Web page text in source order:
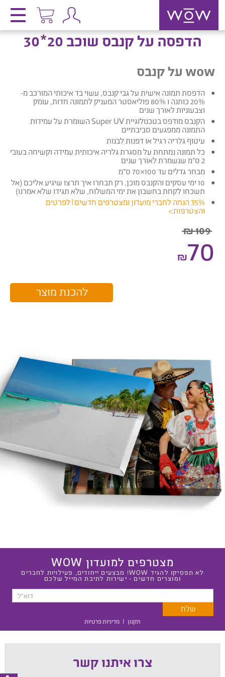
הדפסה על קנבס שוכב 20*30
wow על קנבס
הדפסת תמונה אישית על גבי קנבס, עשוי בד איכותי המורכב מ-
20% כותנה ו 80% פוליאסטר המעניק לתמונה חדות, עומק
וצבעוניות לאורך שנים
הקנבס מודפס בטכנולוגיית Super UV השומרת על עמידות
התמונה ממפגעים סביבתיים
עיטוף גלריה רגיל או דפנות לבנות
כל תמונה נמתחת על מסגרת גלריה איכותית עמידה וקשיחה בעובי
2 ס”מ שנשמרת לאורך שנים
מבחר גדלים עד 100×70 ס”מ
10 ימי עסקים והקנבס מוכן, רק תבחרו איך תרצו שיגיע אליכם
(אל
תשכחו לקחת בחשבון את ימי המשלוח, שלא תגידו שלא אמרנו)
35% הנחה לחברי מועדון ומצטרפים חדשים |
לפרטים
והצטרפות>
109 ₪
70
₪
מצטרפים למועדון WOW
לא תפסיקו להגיד WOW! מבצעים ייחודים, פעילויות לחברים
ומוצרים חדשים - ישירות לתיבת המייל שלכם
תקנון | מדיניות פרטיות
צרו איתנו קשר